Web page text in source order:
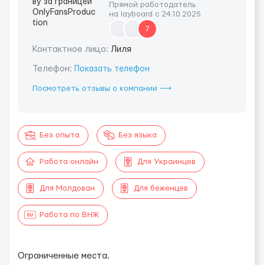
Прямой работодатель
на layboard с 24.10.2025
7
Контактное лицо: Лиля
Телефон: Показать телефон
Посмотреть отзывы о компании ⟶
Без опыта Без языка
Работа онлайн Для Украинцев
Для Молдован Для беженцев
Работа по ВНЖ
Ограниченные места.